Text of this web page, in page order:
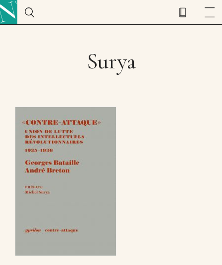
Surya